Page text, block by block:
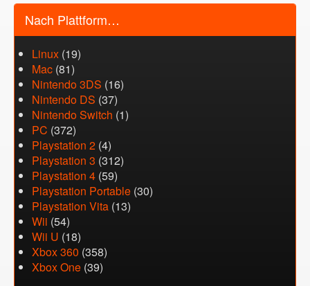
Nach Plattform…
Linux (19)
Mac (81)
Nintendo 3DS (16)
Nintendo DS (37)
Nintendo Switch (1)
PC (372)
Playstation 2 (4)
Playstation 3 (312)
Playstation 4 (59)
Playstation Portable (30)
Playstation Vita (13)
Wii (54)
Wii U (18)
Xbox 360 (358)
Xbox One (39)